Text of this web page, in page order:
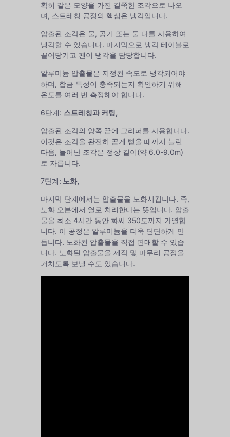
확히 같은 모양을 가진 길쭉한 조각으로 나오
며, 스트레칭 공정의 핵심은 냉각입니다.
압출된 조각은 물, 공기 또는 둘 다를 사용하여
냉각할 수 있습니다. 마지막으로 냉각 테이블로
끌어당기고 팬이 냉각을 담당합니다.
알루미늄 압출물은 지정된 속도로 냉각되어야
하며, 합금 특성이 충족되는지 확인하기 위해
온도를 여러 번 측정해야 합니다.
6단계: 스트레칭과 커팅,
압출된 조각의 양쪽 끝에 그리퍼를 사용합니다.
이것은 조각을 완전히 곧게 뻗을 때까지 늘린
다음, 늘어난 조각은 정상 길이(약 6.0-9.0m)
로 자릅니다.
7단계: 노화,
마지막 단계에서는 압출물을 노화시킵니다. 즉,
노화 오븐에서 열로 처리한다는 뜻입니다. 압출
물을 최소 4시간 동안 화씨 350도까지 가열합
니다. 이 공정은 알루미늄을 더욱 단단하게 만
듭니다. 노화된 압출물을 직접 판매할 수 있습
니다. 노화된 압출물을 제작 및 마무리 공정을
거치도록 보낼 수도 있습니다.